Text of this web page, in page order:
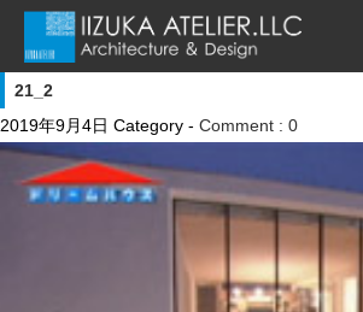
21_2
2019年9月4日 Category - Comment : 0